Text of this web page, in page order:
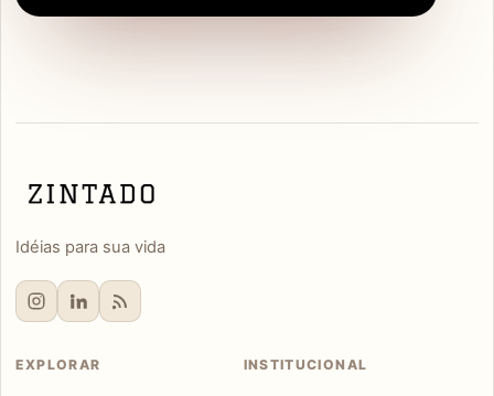
Idéias para sua vida
EXPLORAR INSTITUCIONAL